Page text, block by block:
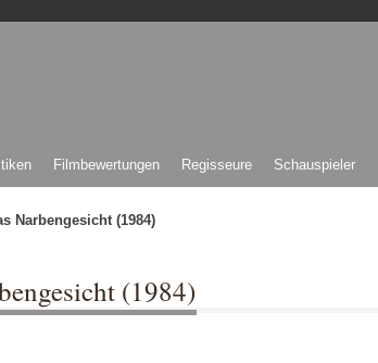
Filmbewertungen Regisseure Schauspieler
Narbengesicht (1984)
(1984)